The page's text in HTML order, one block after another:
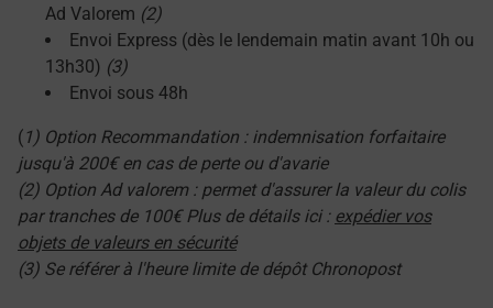
Ad Valorem (2)
Envoi Express (dès le lendemain matin avant 10h ou
13h30) (3)
Envoi sous 48h
( 1) Option Recommandation : indemnisation forfaitaire
jusqu'à 200€ en cas de perte ou d'avarie
(2) Option Ad valorem : permet d'assurer la valeur du colis
par tranches de 100€ Plus de détails ici : expédier vos
objets de valeurs en sécurité
(3) Se référer à l'heure limite de dépôt Chronopost